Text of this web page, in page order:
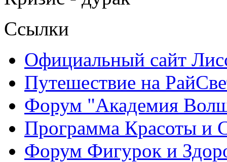
Ссылки
Официальный сайт
Путешествие на
Форум "Академия
Программа Красоты и
Форум Фигурок и